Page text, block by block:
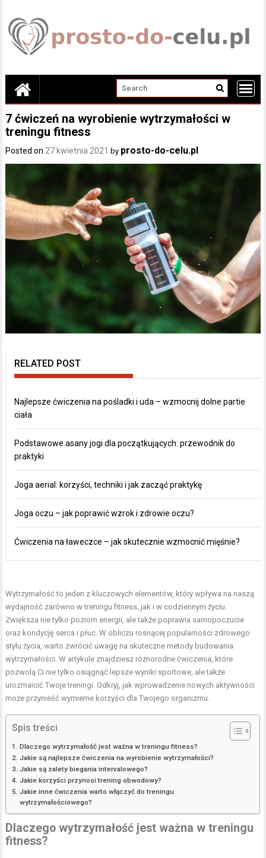
content
7 ćwiczeń na wyrobienie wytrzymałości w
treningu fitness
Posted on27 kwietnia 2021 by prosto-do-celu.pl
RELATED POST
Najlepsze ćwiczenia na pośladki i uda – wzmocnij dolne partie
ciała
Podstawowe asany jogi dla początkujących: przewodnik do
praktyki
Joga aerial: korzyści, techniki i jak zacząć praktykę
Joga oczu – jak poprawić wzrok i zdrowie oczu?
Ćwiczenia na ławeczce – jak skutecznie wzmocnić mięśnie?
Wytrzymałość to jeden z kluczowych elementów, który wpływa na naszą
wydajność zarówno w treningu fitness, jak i w codziennym życiu.
Zwiększa nie tylko poziom energii, ale także poprawia samopoczucie
oraz kondycję serca i płuc. W obliczu rosnącej popularności zdrowego
stylu życia, warto zwrócić uwagę na skuteczne metody budowania
wytrzymałości. W artykule znajdziesz różnorodne ćwiczenia, które
pozwolą Ci nie tylko osiągnąć lepsze wyniki sportowe, ale także
urozmaicić Twoje treningi. Odkryj, jak wprowadzenie nowych aktywności
może przynieść wymierne korzyści dla Twojego organizmu.
Spis treści
Dlaczego wytrzymałość jest ważna w treningu fitness?
Jakie są najlepsze ćwiczenia na wyrobienie wytrzymałości?
Jakie są zalety biegania intervalowego?
Jakie korzyści przynosi trening obwodowy?
Jakie inne ćwiczenia warto włączyć do treningu
wytrzymałościowego?
Dlaczego wytrzymałość jest ważna w treningu
fitness?